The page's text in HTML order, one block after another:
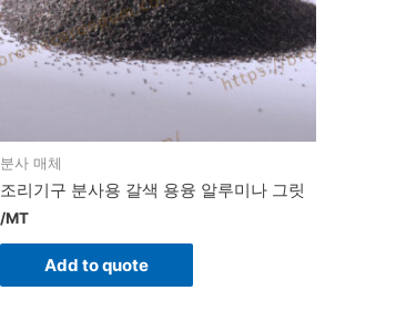
분사 매체
조리기구 분사용 갈색 용융 알루미나 그릿
/MT
Add to quote